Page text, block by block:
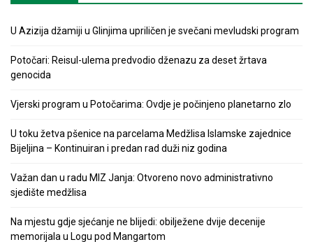
U Azizija džamiji u Glinjima upriličen je svečani mevludski program
Potočari: Reisul-ulema predvodio dženazu za deset žrtava
genocida
Vjerski program u Potočarima: Ovdje je počinjeno planetarno zlo
U toku žetva pšenice na parcelama Medžlisa Islamske zajednice
Bijeljina – Kontinuiran i predan rad duži niz godina
Važan dan u radu MIZ Janja: Otvoreno novo administrativno
sjedište medžlisa
Na mjestu gdje sjećanje ne blijedi: obilježene dvije decenije
memorijala u Logu pod Mangartom